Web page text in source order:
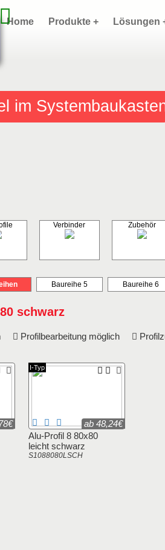
im
Home Produkte + Lösungen
Verbinder Zubehör
Baureihe 5 Baureihe 6
schwarz
Profilbearbeitung möglich
Alu-Profil 8 80x80
leicht schwarz
S1088080LSCH
ab 48,24€
I-Typ